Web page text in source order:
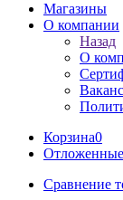
Магазины
О компании
Назад
О
Корзина0
Отложенные
Сравнение